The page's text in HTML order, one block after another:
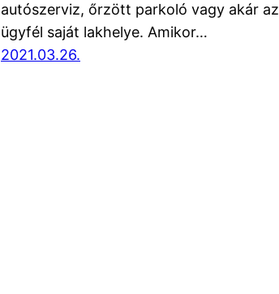
autószerviz, őrzött parkoló vagy akár az
ügyfél saját lakhelye. Amikor…
2021.03.26.